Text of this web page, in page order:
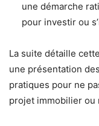
une démarche
pour investir ou
La suite détaille
une présentation
pratiques pour ne
projet immobilier ou